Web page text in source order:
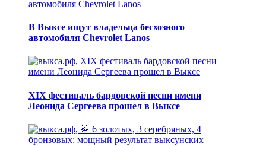
В Выксе ищут владельца бесхозного
автомобиля Chevrolet Lanos
XIX фестиваль бардовской песни имени
Леонида Сергеева прошел в Выксе